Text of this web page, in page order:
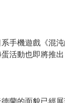
手機遊戲《混
活動也即將推
蘭的面貌已經